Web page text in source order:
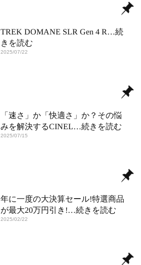
TREK DOMANE SLR Gen 4 R …続
きを読む
2025/07/22
「速さ」か「快適さ」か？その悩
みを解決するCINEL…続きを読む
2025/07/15
年に一度の大決算セール!特選商品
が最大20万円引き!…続きを読む
2025/02/22